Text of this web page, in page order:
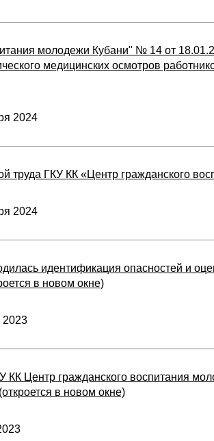
молодежи Кубани" № 14 от
медицинских осмотров
2024
труда ГКУ КК «Центр гражданского
2024
идентификация опасностей и
в новом окне)
2023
Центр гражданского воспитания
в новом окне)